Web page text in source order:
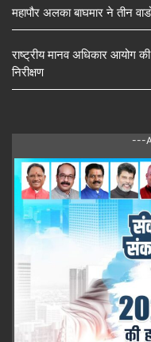
महापौर अलका बाघमार ने तीन
राष्ट्रीय मानव अधिकार आयोग
निरीक्षण
---